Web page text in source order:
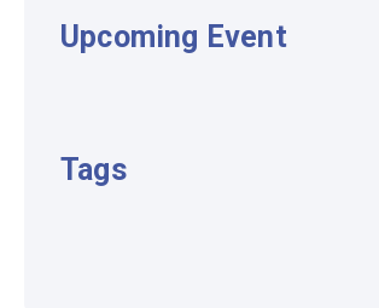
Upcoming Event
Tags